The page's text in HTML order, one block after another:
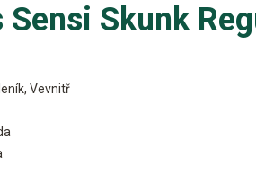
Sensi Skunk
Vevnitř